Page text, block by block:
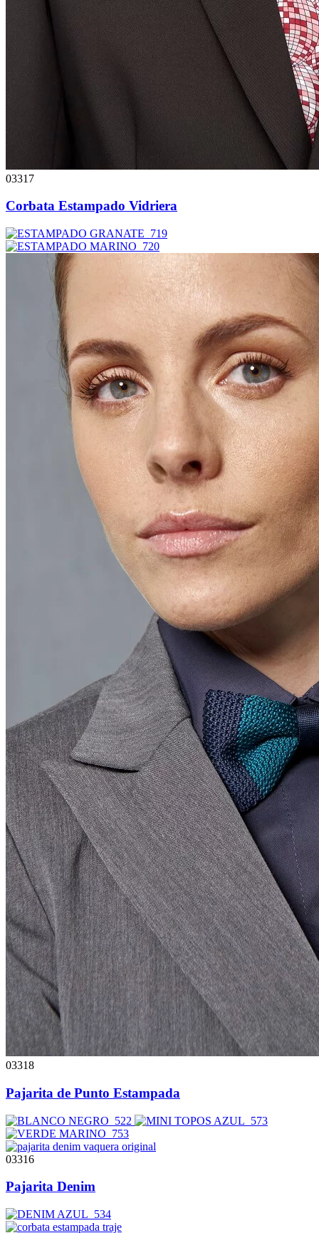
03317
Corbata Estampado Vidriera
03318
Pajarita de Punto Estampada
03316
Pajarita Denim